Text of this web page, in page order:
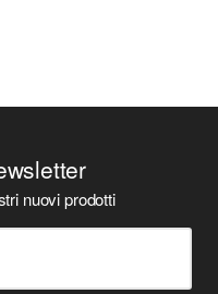
nuovi prodotti